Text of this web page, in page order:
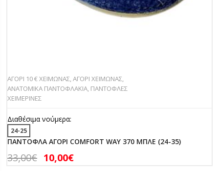
ΑΓΟΡΙ 10 € ΧΕΙΜΩΝΑΣ,ΑΓΟΡΙ ΧΕΙΜΩΝΑΣ,
ΑΝΑΤΟΜΙΚΑ ΠΑΝΤΟΦΛΑΚΙΑ, ΠΑΝΤΟΦΛΕΣ
ΧΕΙΜΕΡΙΝΕΣ
Διαθέσιμα νούμερα:
24-25
ΠΑΝΤΟΦΛΑ ΑΓΟΡΙ COMFORT WAY 370 ΜΠΛΕ (24-35)
33,00€ 10,00€